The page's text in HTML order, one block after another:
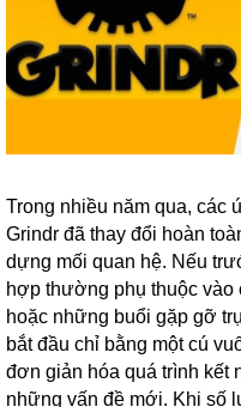
Trong nhiều năm qua, các
Grindr đã thay đổi hoàn
dựng mối quan hệ. Nếu
hợp thường phụ thuộc vào
hoặc những buổi gặp gỡ
bắt đầu chỉ bằng một cú
đơn giản hóa quá trình kết
những vấn đề mới. Khi số